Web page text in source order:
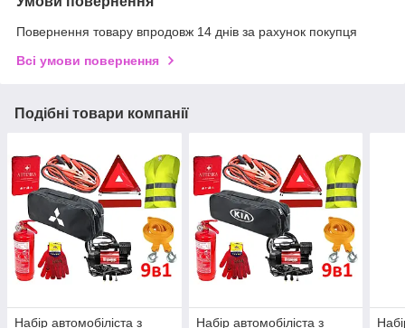
Повернення товару впродовж 14 днів за рахунок покупця
Всі умови повернення
Подібні товари компанії
Набір автомобіліста з
Набір автомобіліста з